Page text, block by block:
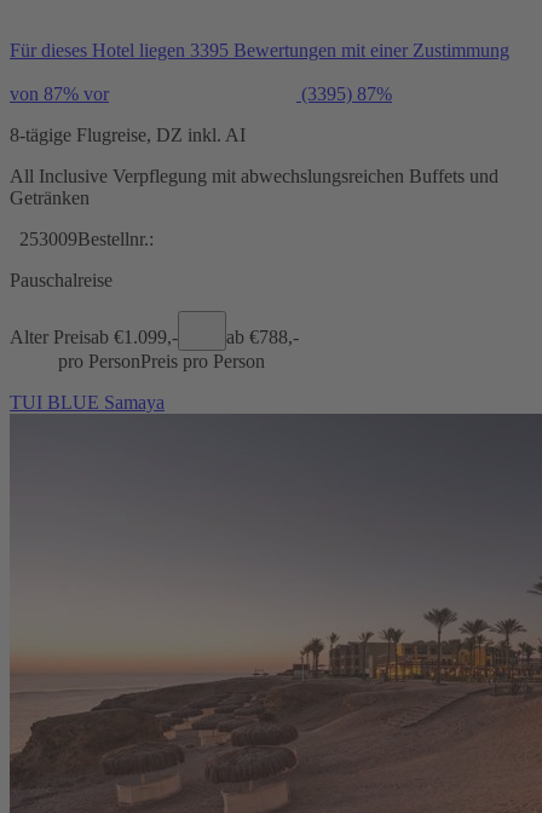
Für dieses Hotel liegen 3395 Bewertungen mit einer Zustimmung
von 87% vor (3395) 87%
8-tägige Flugreise, DZ inkl. AI
All Inclusive Verpflegung mit abwechslungsreichen Buffets und
Getränken
253009Bestellnr.:
Pauschalreise
Alter Preisab €1.099,- ab €788,-
pro PersonPreis pro Person
TUI BLUE Samaya